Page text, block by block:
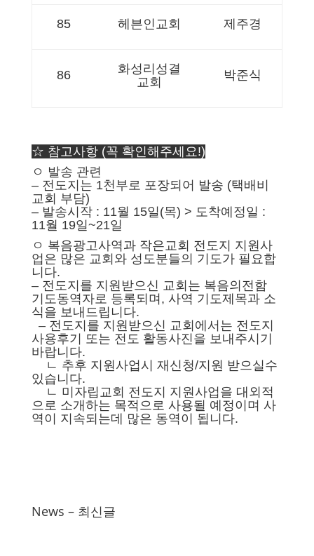
85 헤븐인교회 제주경
86
화성리성결
교회
박준식
☆ 참고사항 (꼭 확인해주세요!)
ㅇ 발송 관련
– 전도지는 1천부로 포장되어 발송 (택배비
교회 부담)
– 발송시작 : 11월 15일(목) > 도착예정일 :
11월 19일~21일
ㅇ 복음광고사역과 작은교회 전도지 지원사
업은 많은 교회와 성도분들의 기도가 필요합
니다.
– 전도지를 지원받으신 교회는 복음의전함
기도동역자로 등록되며, 사역 기도제목과 소
식을 보내드립니다.
– 전도지를 지원받으신 교회에서는 전도지
사용후기 또는 전도 활동사진을 보내주시기
바랍니다.
ㄴ 추후 지원사업시 재신청/지원 받으실수
있습니다.
ㄴ 미자립교회 전도지 지원사업을 대외적
으로 소개하는 목적으로 사용될 예정이며 사
역이 지속되는데 많은 동역이 됩니다.
News – 최신글